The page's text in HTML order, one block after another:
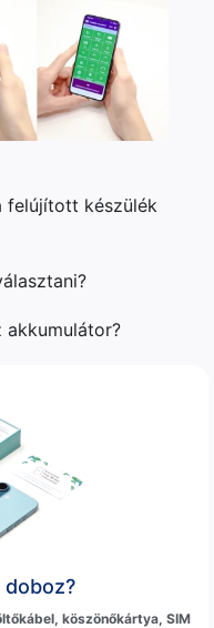
felújított készülék
akkumulátor?
köszönőkártya, SIM